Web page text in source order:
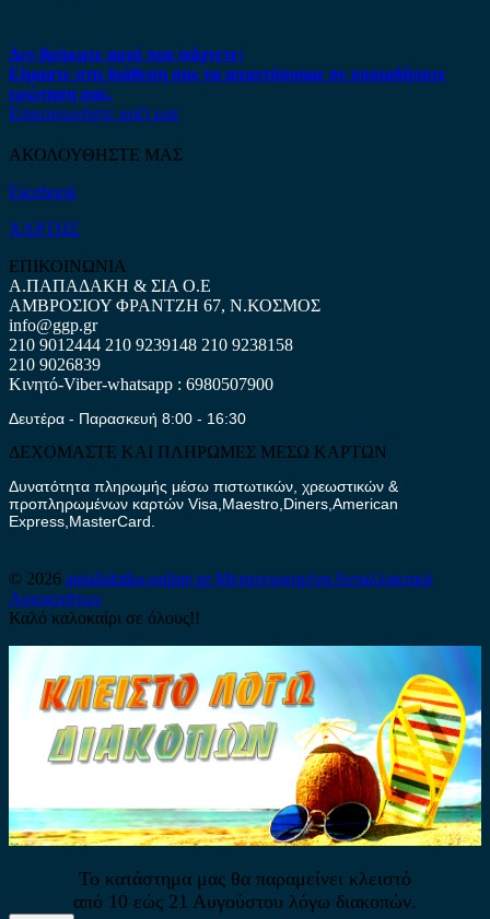
Δεν βρήκατε αυτό που ψάχνετε;
Είμαστε στη διάθεση σας να απαντήσουμε σε οποιαδήποτε
ερώτηση σας.
Επικοινωνήστε μαζί μας
ΑΚΟΛΟΥΘΗΣΤΕ ΜΑΣ
Facebook
ΧΑΡΤΗΣ
ΕΠΙΚΟΙΝΩΝΙΑ
Α.ΠΑΠΑΔΑΚΗ & ΣΙΑ Ο.Ε
ΑΜΒΡΟΣΙΟΥ ΦΡΑΝΤΖΗ 67, Ν.ΚΟΣΜΟΣ
info@ggp.gr
210 9012444 210 9239148 210 9238158
210 9026839
Κινητό-Viber-whatsapp : 6980507900
Δευτέρα - Παρασκευή 8:00 - 16:30
ΔΕΧΟΜΑΣΤΕ ΚΑΙ ΠΛΗΡΩΜΕΣ ΜΕΣΩ ΚΑΡΤΩΝ
Δυνατότητα πληρωμής μέσω πιστωτικών, χρεωστικών &
προπληρωμένων καρτών Visa,Maestro,Diners,American
Express,MasterCard.
© 2026 antallaktika-online.grΜεταχειρισμένα Ανταλλακτικά
Αυτοκινήτων
Καλό καλοκαίρι σε όλους!!
Το κατάστημα μας θα παραμείνει κλειστό
από 10 εώς 21 Αυγούστου λόγω διακοπών.